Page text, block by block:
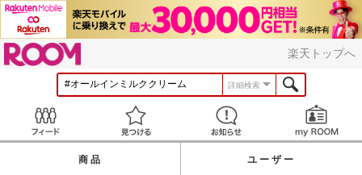
楽天トップへ
詳細検索
見つける お知らせ
商品 ユーザー